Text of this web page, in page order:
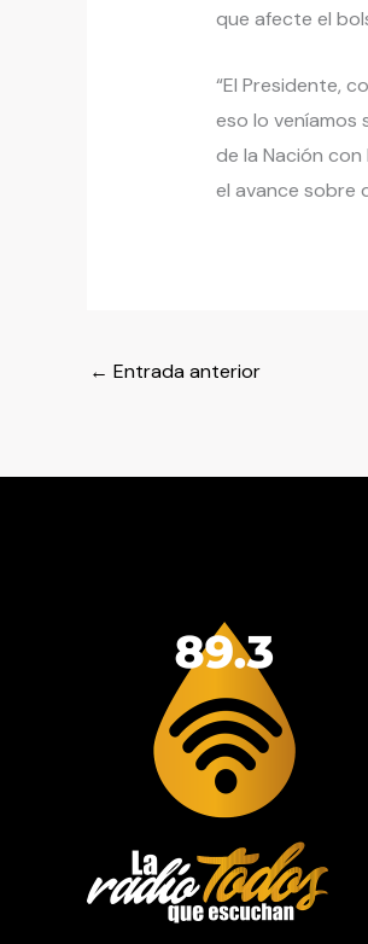
que afecte el
“El Presidente,
eso lo veníamos
de la Nación
el avance sobre
← Entrada anterior